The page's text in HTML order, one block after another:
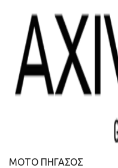
ΜΟΤΟ ΠΗΓΑΣΟΣ